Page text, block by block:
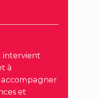
intervient
à
et